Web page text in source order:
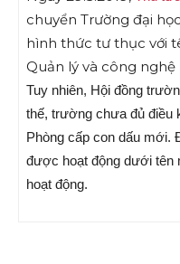
chuyển Trường đại
hình thức tư thục với
Quản lý và công nghệ
Tuy nhiên, Hội đồng
thế, trường chưa đủ điều
Phòng cấp con dấu mới.
được hoạt động dưới tên
hoạt động.